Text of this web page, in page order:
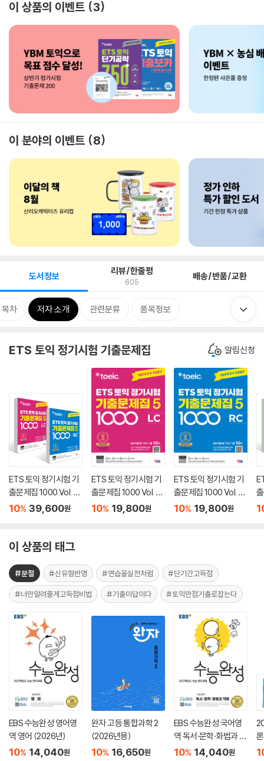
이 상품의 이벤트 3
이 분야의 이벤트 8
도서정보 리뷰/한줄평
605 배송/반품/교환
목차 저자 소개 관련분류 품목정보
ETS 토익 정기시험 기출문제집 알림신청
ETS 토익 정기시험 기
출문제집 1000 Vol. 5
세트(LC+RC)
10% 39,600원
ETS 토익 정기시험 기
출문제집 1000 Vol. 5
LC
10% 19,800원
ETS 토익 정기시험 기
출문제집 1000 Vol. 5
RC
10% 19,800원
이 상품의 태그
#분철 #신유형반영 #연습을실전처럼 #단기간고득점
#너만알려줄게고득점비법 #기출이답이다 #토익만점기출로잡는다
EBS 수능완성 영어영
역 영어 (2026년)
10% 14,040원
완자 고등 통합과학 2
(2026년용)
10% 16,650원
EBS 수능완성 국어영
역 독서·문학·화법과 작
문 (2026년)
10% 14,040원
(